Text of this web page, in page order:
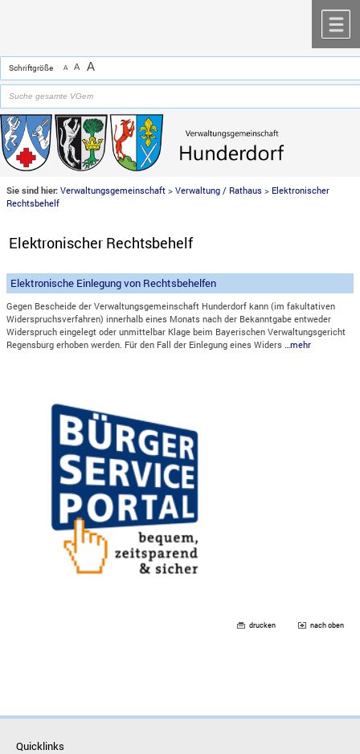
Schriftgröße A A A
Sie sind hier: Verwaltungsgemeinschaft >Verwaltung / Rathaus > Elektronischer
Rechtsbehelf
Elektronischer Rechtsbehelf
Elektronische Einlegung von Rechtsbehelfen
Gegen Bescheide der Verwaltungsgemeinschaft Hunderdorf kann (im fakultativen
Widerspruchsverfahren) innerhalb eines Monats nach der Bekanntgabe entweder
Widerspruch eingelegt oder unmittelbar Klage beim Bayerischen Verwaltungsgericht
Regensburg erhoben werden. Für den Fall der Einlegung eines Widers
…mehr
drucken nach oben
Quicklinks